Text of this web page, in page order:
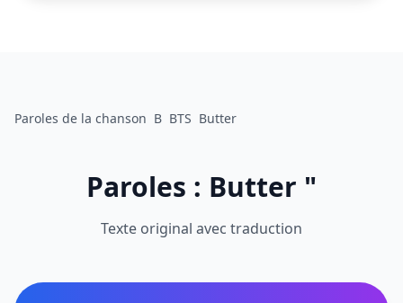
Paroles de la chanson B BTS Butter
Paroles : Butter "
Texte original avec traduction